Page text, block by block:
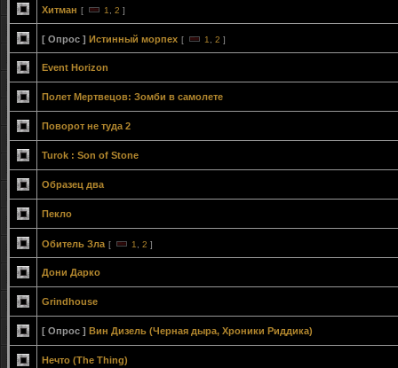
Хитман [ 1 2 ]
[ Опрос ] Истинный морпех [ 1 2 ]
Event Horizon
Полет Мертвецов: Зомби в самолете
Поворот не туда 2
Turok : Son of Stone
Образец два
Пекло
Обитель Зла [ 1 2 ]
Дони Дарко
Grindhouse
[ Опрос ] Вин Дизель (Черная дыра, Хроники Риддика)
Нечто (The Thing)